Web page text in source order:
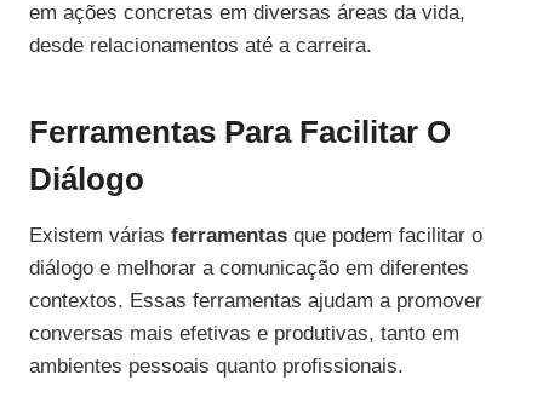
em ações concretas em diversas áreas da vida,
desde relacionamentos até a carreira.
Ferramentas Para Facilitar O
Diálogo
Existem várias ferramentas que podem facilitar o
diálogo e melhorar a comunicação em diferentes
contextos. Essas ferramentas ajudam a promover
conversas mais efetivas e produtivas, tanto em
ambientes pessoais quanto profissionais.